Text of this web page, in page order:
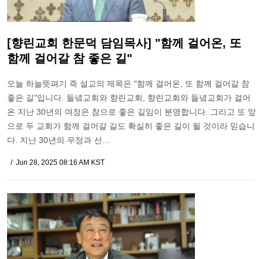
[향린교회 한문덕 담임목사] "함께 걸어온, 또
함께 걸어갈 참 좋은 길"
오늘 하늘뜻펴기 즉 설교의 제목은 "함께 걸어온, 또 함께 걸어갈 참
좋은 길"입니다. 들녘교회와 향린교회, 향린교회와 들녘교회가 걸어
온 지난 30년의 여정은 참으로 좋은 길임이 분명합니다. 그리고 또 앞
으로 두 교회가 함께 걸어갈 길도 확실히 좋은 길이 될 것이라 믿습니
다. 지난 30년의 우정과 선…
Jun 28, 2025 08:16 AM KST